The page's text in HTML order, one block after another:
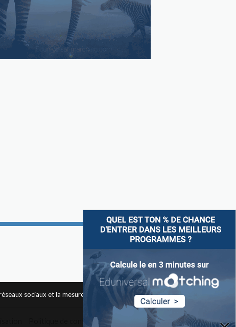
Suivez-nous sur
Politique de confidentialité Widget Contact
sociaux et la mesure d'audience des pages du site. Pour